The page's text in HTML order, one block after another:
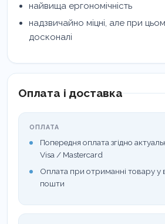
найвища ергономічність
надзвичайно міцні, але при
досконалі
Оплата і доставка
ОПЛАТА
Попередня оплата згідно
Visa / Mastercard
Оплата при отриманні товару у
пошти